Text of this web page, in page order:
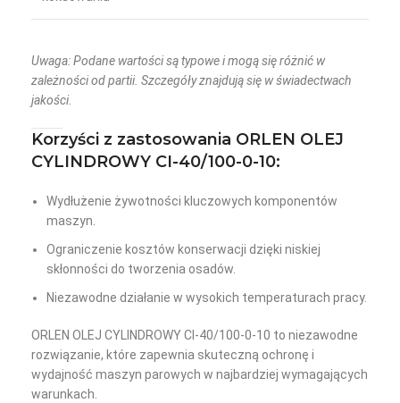
Uwaga: Podane wartości są typowe i mogą się różnić w
zależności od partii. Szczegóły znajdują się w świadectwach
jakości.
Korzyści z zastosowania ORLEN OLEJ
CYLINDROWY CI-40/100-0-10:
Wydłużenie żywotności kluczowych komponentów
maszyn.
Ograniczenie kosztów konserwacji dzięki niskiej
skłonności do tworzenia osadów.
Niezawodne działanie w wysokich temperaturach pracy.
ORLEN OLEJ CYLINDROWY CI-40/100-0-10 to niezawodne
rozwiązanie, które zapewnia skuteczną ochronę i
wydajność maszyn parowych w najbardziej wymagających
warunkach.